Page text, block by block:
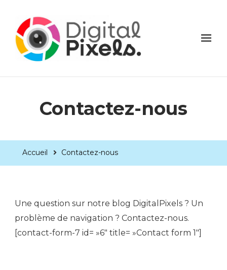
DigitalPixels
Contactez-nous
Accueil Contactez-nous
Une question sur notre blog DigitalPixels ? Un
problème de navigation ? Contactez-nous.
[contact-form-7 id= »6″ title= »Contact form 1″]